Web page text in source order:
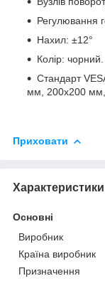
Регулювання
Нахил: ±12°
Колір: чорний.
Стандарт
мм, 200x200
Приховати
Характеристики
Основні
Виробник
Країна виробник
Призначення